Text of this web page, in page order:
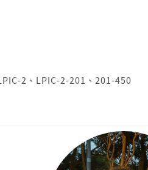
2 、 LPIC-2-201 、 201-450